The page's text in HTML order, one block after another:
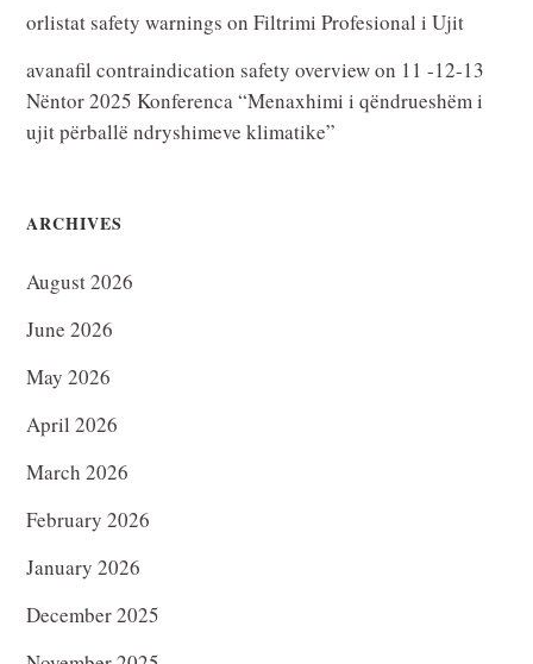
orlistat safety warnings onFiltrimi Profesional i Ujit
avanafil contraindication safety overviewon 11 -12-13
Nëntor 2025 Konferenca “Menaxhimi i qëndrueshëm i
ujit përballë ndryshimeve klimatike”
ARCHIVES
August 2026
June 2026
May 2026
April 2026
March 2026
February 2026
January 2026
December 2025